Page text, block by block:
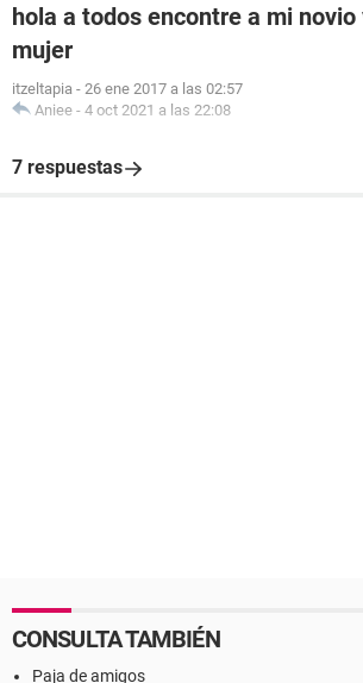
hola a todos encontre a mi
mujer
itzeltapia - 26 ene 2017 a las 02:57
Aniee - 4 oct 2021 a las 22:08
7 respuestas
CONSULTA TAMBIÉN
Paja de amigos